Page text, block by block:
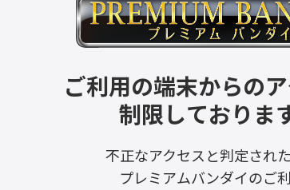
ご利用の端末からの
制限しておりま
不正なアクセスと判定された
プレミアムバンダイのご